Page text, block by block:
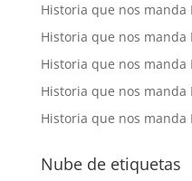
Historia que nos manda
Historia que nos manda
Historia que nos manda
Historia que nos manda
Historia que nos manda
Nube de etiquetas